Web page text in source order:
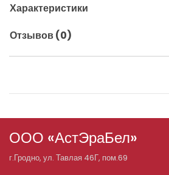
Характеристики
Отзывов (0)
ООО «АстЭраБел»
г.Гродно, ул. Тавлая 46Г, пом.69